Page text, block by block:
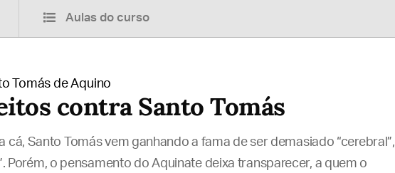
Aulas do curso
Tomás de Aquino
contra Santo Tomás
cá, Santo Tomás vem ganhando a fama de ser demasiado “cerebral”,
Porém, o pensamento do Aquinate deixa transparecer, a quem o